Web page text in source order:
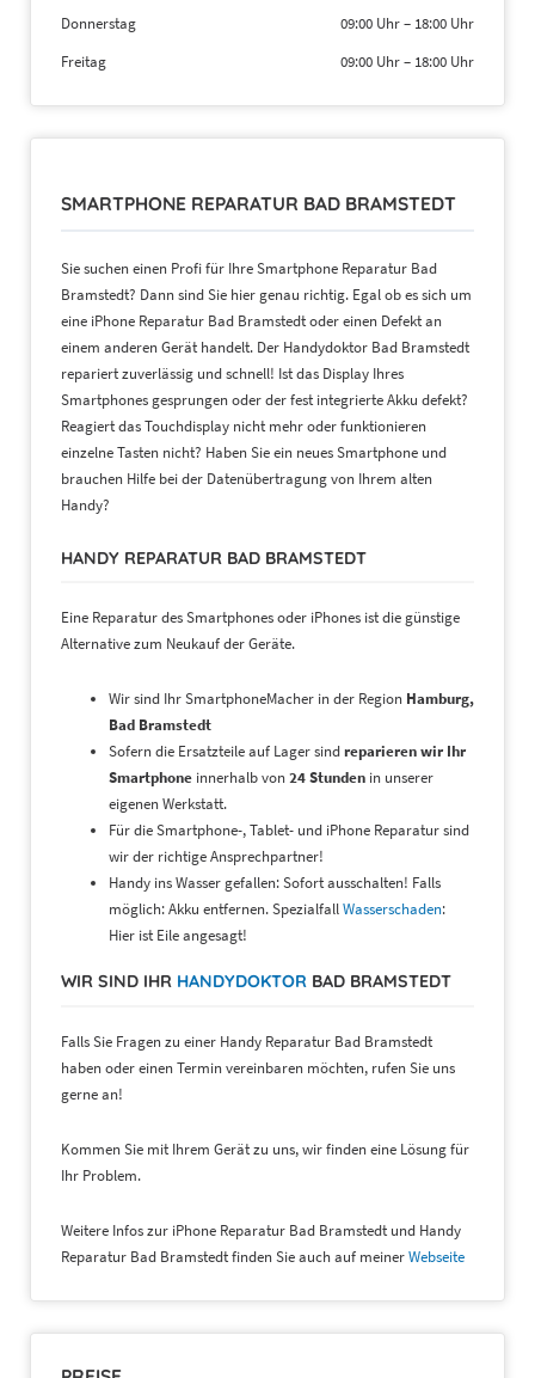
Donnerstag
09:00 Uhr– 18:00 Uhr
Freitag
09:00 Uhr– 18:00 Uhr
SMARTPHONE REPARATUR BAD BRAMSTEDT
Sie suchen einen Profi für Ihre Smartphone Reparatur Bad
Bramstedt? Dann sind Sie hier genau richtig. Egal ob es sich um
eine iPhone Reparatur Bad Bramstedt oder einen Defekt an
einem anderen Gerät handelt. Der Handydoktor Bad Bramstedt
repariert zuverlässig und schnell! Ist das Display Ihres
Smartphones gesprungen oder der fest integrierte Akku defekt?
Reagiert das Touchdisplay nicht mehr oder funktionieren
einzelne Tasten nicht? Haben Sie ein neues Smartphone und
brauchen Hilfe bei der Datenübertragung von Ihrem alten
Handy?
HANDY REPARATUR BAD BRAMSTEDT
Eine Reparatur des Smartphones oder iPhones ist die günstige
Alternative zum Neukauf der Geräte.
Wir sind Ihr SmartphoneMacher in der Region Hamburg,
Bad Bramstedt
Sofern die Ersatzteile auf Lager sindreparieren wir Ihr
Smartphone innerhalb von24 Stunden in unserer
eigenen Werkstatt.
Für die Smartphone-, Tablet- und iPhone Reparatur sind
wir der richtige Ansprechpartner!
Handy ins Wasser gefallen: Sofort ausschalten! Falls
möglich: Akku entfernen. SpezialfallWasserschaden:
Hier ist Eile angesagt!
WIR SIND IHR HANDYDOKTOR BAD BRAMSTEDT
Falls Sie Fragen zu einer Handy Reparatur Bad Bramstedt
haben oder einen Termin vereinbaren möchten, rufen Sie uns
gerne an!
Kommen Sie mit Ihrem Gerät zu uns, wir finden eine Lösung für
Ihr Problem.
Weitere Infos zur iPhone Reparatur Bad Bramstedt und Handy
Reparatur Bad Bramstedt finden Sie auch auf meinerWebseite